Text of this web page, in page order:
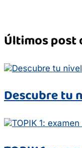
Últimos post
Descubre tu